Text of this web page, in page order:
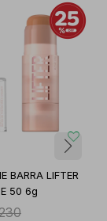
BARRA LIFTER
50 6g